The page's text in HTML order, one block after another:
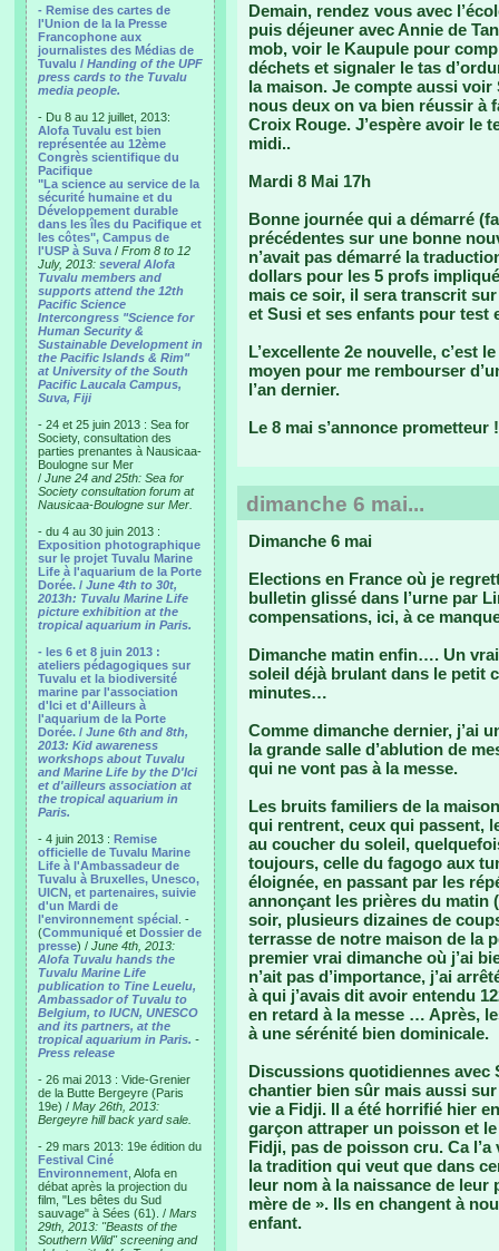
- Remise des cartes de
l'Union de la la Presse
Francophone aux
journalistes des Médias de
Tuvalu / Handing of the UPF
press cards to the Tuvalu
media people.
- Du 8 au 12 juillet, 2013:
Alofa Tuvalu est bien
représentée au 12ème
Congrès scientifique du
Pacifique
"La science au service de la
sécurité humaine et du
Développement durable
dans les îles du Pacifique et
les côtes", Campus de
l'USP à Suva / From 8 to 12
July, 2013: several Alofa
Tuvalu members and
supports attend the 12th
Pacific Science
Intercongress "Science for
Human Security &
Sustainable Development in
the Pacific Islands & Rim"
at University of the South
Pacific Laucala Campus,
Suva, Fiji
- 24 et 25 juin 2013 : Sea for
Society, consultation des
parties prenantes à Nausicaa-
Boulogne sur Mer
/ June 24 and 25th: Sea for
Society consultation forum at
Nausicaa-Boulogne sur Mer.
- du 4 au 30 juin 2013 :
Exposition photographique
sur le projet Tuvalu Marine
Life à l'aquarium de la Porte
Dorée. / June 4th to 30t,
2013h: Tuvalu Marine Life
picture exhibition at the
tropical aquarium in Paris.
- les 6 et 8 juin 2013 :
ateliers pédagogiques sur
Tuvalu et la biodiversité
marine par l'association
d'Ici et d'Ailleurs à
l'aquarium de la Porte
Dorée. / June 6th and 8th,
2013: Kid awareness
workshops about Tuvalu
and Marine Life by the D'Ici
et d'ailleurs association at
the tropical aquarium in
Paris.
- 4 juin 2013 : Remise
officielle de Tuvalu Marine
Life à l'Ambassadeur de
Tuvalu à Bruxelles, Unesco,
UICN, et partenaires, suivie
d'un Mardi de
l'environnement spécial . -
(Communiqué et Dossier de
presse) / June 4th, 2013:
Alofa Tuvalu hands the
Tuvalu Marine Life
publication to Tine Leuelu,
Ambassador of Tuvalu to
Belgium, to IUCN, UNESCO
and its partners, at the
tropical aquarium in Paris. -
Press release
- 26 mai 2013 : Vide-Grenier
de la Butte Bergeyre (Paris
19e) / May 26th, 2013:
Bergeyre hill back yard sale.
- 29 mars 2013: 19e édition du
Festival Ciné
Environnement , Alofa en
débat après la projection du
film, "Les bêtes du Sud
sauvage" à Sées (61). / Mars
29th, 2013: "Beasts of the
Southern Wild" screening and
Demain, rendez vous avec
puis déjeuner avec Annie de
mob, voir le Kaupule pour
déchets et signaler le tas
la maison. Je compte aussi
nous deux on va bien réussir à
Croix Rouge. J’espère avoir le
midi..
Mardi 8 Mai 17h
Bonne journée qui a démarré
précédentes sur une bonne
n’avait pas démarré la
dollars pour les 5 profs
mais ce soir, il sera transcrit
et Susi et ses enfants pour test
L’excellente 2e nouvelle, c’est
moyen pour me rembourser
l’an dernier.
Le 8 mai s’annonce prometteur !
dimanche 6 mai...
Dimanche 6 mai
Elections en France où je
bulletin glissé dans l’urne par
compensations, ici, à ce
Dimanche matin enfin…. Un
soleil déjà brulant dans le petit
minutes…
Comme dimanche dernier, j’ai
la grande salle d’ablution de
qui ne vont pas à la messe.
Les bruits familiers de la
qui rentrent, ceux qui passent,
au coucher du soleil,
toujours, celle du fagogo aux
éloignée, en passant par les
annonçant les prières du matin
soir, plusieurs dizaines de
terrasse de notre maison de la
premier vrai dimanche où j’ai
n’ait pas d’importance, j’ai
à qui j’avais dit avoir entendu
en retard à la messe … Après,
à une sérénité bien dominicale.
Discussions quotidiennes avec
chantier bien sûr mais aussi
vie a Fidji. Il a été horrifié hier
garçon attraper un poisson et
Fidji, pas de poisson cru. Ca
la tradition qui veut que dans
leur nom à la naissance de
mère de ». Ils en changent à
enfant.